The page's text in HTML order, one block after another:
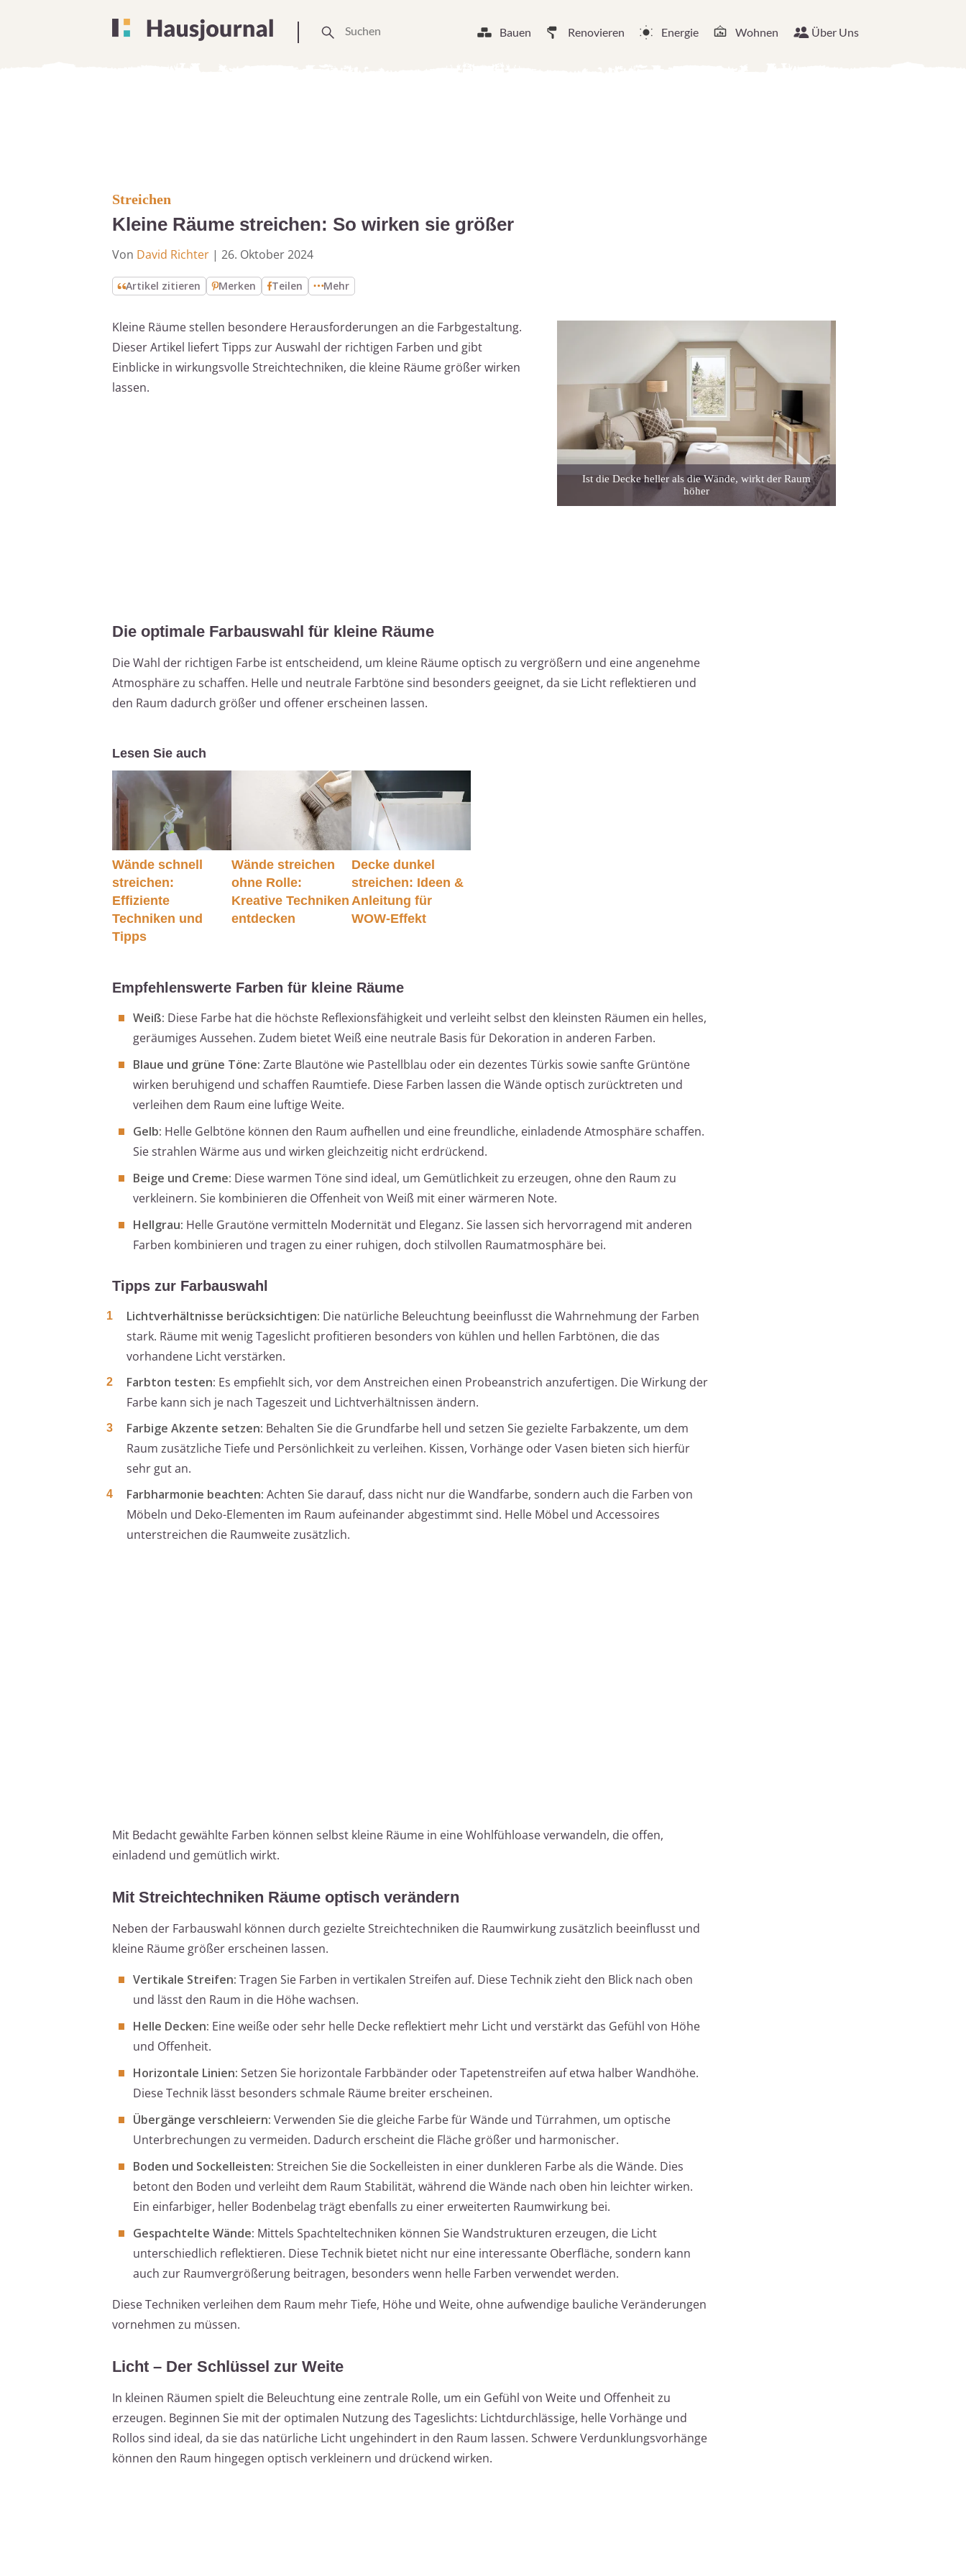
Bauen Renovieren Energie Wohnen Über Uns
Streichen
Kleine Räume streichen: So wirken sie größer
Von David Richter | 26. Oktober 2024
Artikel zitieren Merken Teilen Mehr
Kleine Räume stellen besondere Herausforderungen an die Farbgestaltung.
Dieser Artikel liefert Tipps zur Auswahl der richtigen Farben und gibt
Einblicke in wirkungsvolle Streichtechniken, die kleine Räume größer wirken
lassen.
Ist die Decke heller als die Wände, wirkt der Raum
höher
Die optimale Farbauswahl für kleine Räume
Die Wahl der richtigen Farbe ist entscheidend, um kleine Räume optisch zu vergrößern und eine angenehme
Atmosphäre zu schaffen. Helle und neutrale Farbtöne sind besonders geeignet, da sie Licht reflektieren und
den Raum dadurch größer und offener erscheinen lassen.
Lesen Sie auch
Wände schnell
streichen:
Effiziente
Techniken und
Tipps
Wände streichen
ohne Rolle:
Kreative Techniken
entdecken
Decke dunkel
streichen: Ideen &
Anleitung für
WOW-Effekt
Empfehlenswerte Farben für kleine Räume
Weiß: Diese Farbe hat die höchste Reflexionsfähigkeit und verleiht selbst den kleinsten Räumen ein helles,
geräumiges Aussehen. Zudem bietet Weiß eine neutrale Basis für Dekoration in anderen Farben.
Blaue und grüne Töne: Zarte Blautöne wie Pastellblau oder ein dezentes Türkis sowie sanfte Grüntöne
wirken beruhigend und schaffen Raumtiefe. Diese Farben lassen die Wände optisch zurücktreten und
verleihen dem Raum eine luftige Weite.
Gelb: Helle Gelbtöne können den Raum aufhellen und eine freundliche, einladende Atmosphäre schaffen.
Sie strahlen Wärme aus und wirken gleichzeitig nicht erdrückend.
Beige und Creme: Diese warmen Töne sind ideal, um Gemütlichkeit zu erzeugen, ohne den Raum zu
verkleinern. Sie kombinieren die Offenheit von Weiß mit einer wärmeren Note.
Hellgrau: Helle Grautöne vermitteln Modernität und Eleganz. Sie lassen sich hervorragend mit anderen
Farben kombinieren und tragen zu einer ruhigen, doch stilvollen Raumatmosphäre bei.
Tipps zur Farbauswahl
Lichtverhältnisse berücksichtigen: Die natürliche Beleuchtung beeinflusst die Wahrnehmung der Farben
stark. Räume mit wenig Tageslicht profitieren besonders von kühlen und hellen Farbtönen, die das
vorhandene Licht verstärken.
Farbton testen: Es empfiehlt sich, vor dem Anstreichen einen Probeanstrich anzufertigen. Die Wirkung der
Farbe kann sich je nach Tageszeit und Lichtverhältnissen ändern.
Farbige Akzente setzen: Behalten Sie die Grundfarbe hell und setzen Sie gezielte Farbakzente, um dem
Raum zusätzliche Tiefe und Persönlichkeit zu verleihen. Kissen, Vorhänge oder Vasen bieten sich hierfür
sehr gut an.
Farbharmonie beachten: Achten Sie darauf, dass nicht nur die Wandfarbe, sondern auch die Farben von
Möbeln und Deko-Elementen im Raum aufeinander abgestimmt sind. Helle Möbel und Accessoires
unterstreichen die Raumweite zusätzlich.
Mit Bedacht gewählte Farben können selbst kleine Räume in eine Wohlfühloase verwandeln, die offen,
einladend und gemütlich wirkt.
Mit Streichtechniken Räume optisch verändern
Neben der Farbauswahl können durch gezielte Streichtechniken die Raumwirkung zusätzlich beeinflusst und
kleine Räume größer erscheinen lassen.
Vertikale Streifen: Tragen Sie Farben in vertikalen Streifen auf. Diese Technik zieht den Blick nach oben
und lässt den Raum in die Höhe wachsen.
Helle Decken: Eine weiße oder sehr helle Decke reflektiert mehr Licht und verstärkt das Gefühl von Höhe
und Offenheit.
Horizontale Linien: Setzen Sie horizontale Farbbänder oder Tapetenstreifen auf etwa halber Wandhöhe.
Diese Technik lässt besonders schmale Räume breiter erscheinen.
Übergänge verschleiern: Verwenden Sie die gleiche Farbe für Wände und Türrahmen, um optische
Unterbrechungen zu vermeiden. Dadurch erscheint die Fläche größer und harmonischer.
Boden und Sockelleisten: Streichen Sie die Sockelleisten in einer dunkleren Farbe als die Wände. Dies
betont den Boden und verleiht dem Raum Stabilität, während die Wände nach oben hin leichter wirken.
Ein einfarbiger, heller Bodenbelag trägt ebenfalls zu einer erweiterten Raumwirkung bei.
Gespachtelte Wände: Mittels Spachteltechniken können Sie Wandstrukturen erzeugen, die Licht
unterschiedlich reflektieren. Diese Technik bietet nicht nur eine interessante Oberfläche, sondern kann
auch zur Raumvergrößerung beitragen, besonders wenn helle Farben verwendet werden.
Diese Techniken verleihen dem Raum mehr Tiefe, Höhe und Weite, ohne aufwendige bauliche Veränderungen
vornehmen zu müssen.
Licht – Der Schlüssel zur Weite
In kleinen Räumen spielt die Beleuchtung eine zentrale Rolle, um ein Gefühl von Weite und Offenheit zu
erzeugen. Beginnen Sie mit der optimalen Nutzung des Tageslichts: Lichtdurchlässige, helle Vorhänge und
Rollos sind ideal, da sie das natürliche Licht ungehindert in den Raum lassen. Schwere Verdunklungsvorhänge
können den Raum hingegen optisch verkleinern und drückend wirken.